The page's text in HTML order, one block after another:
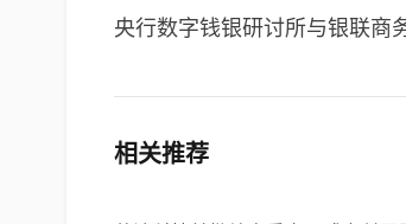
央行数字钱银研讨所与银联商
相关推荐